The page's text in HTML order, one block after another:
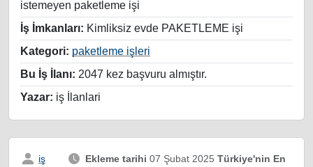
istemeyen paketleme işi
İş İmkanları: Kimliksiz evde PAKETLEME işi
Kategori: paketleme işleri
Bu İş İlanı: 2047 kez başvuru almıştır.
Yazar: iş İlanlari
iş
Ekleme tarihi 07 Şubat 2025 Türkiye'nin En